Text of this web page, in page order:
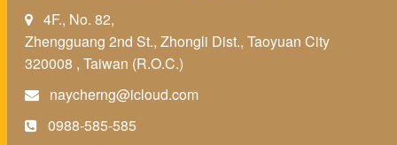
4F., No. 82,
Zhengguang 2nd St., Zhongli Dist., Taoyuan City
320008 , Taiwan (R.O.C.)
naycherng@icloud.com
0988-585-585